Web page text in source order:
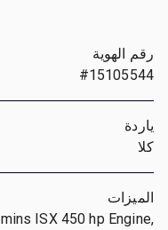
رقم الهوية
#15105544
ياردة
كلا
الميزات
ISX 450 hp Engine,